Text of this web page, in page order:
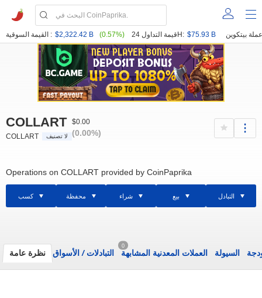
القيمة السوقية : $2,322.42 B (0.57%) قيمة التداول 24H: $75.93 B
COLLART
COLLART لا تصنيف
$0.00
(0.00%)
Operations on COLLART provided by CoinPaprika
كسب محفظة شراء بيع التبادل
نظرة عامة التبادلات/ الأسواق
0
العملات المعدنية المشابهة السيولة